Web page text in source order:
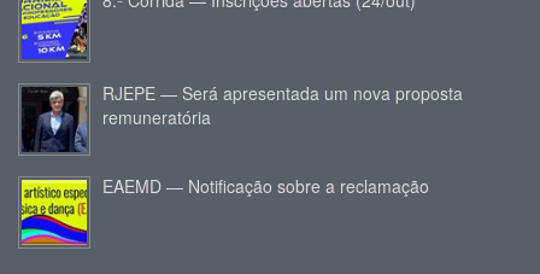
RJEPE — Será apresentada um nova proposta
remuneratória
EAEMD — Notificação sobre a reclamação